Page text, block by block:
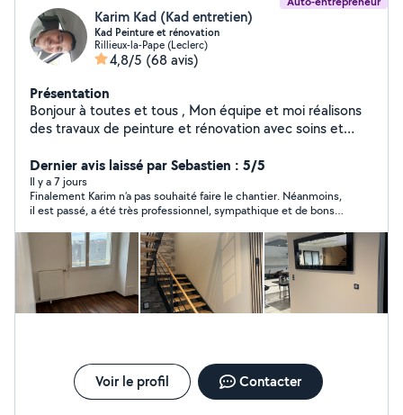
Karim Kad (Kad entretien)
Kad Peinture et rénovation
Rillieux-la-Pape (Leclerc)
4,8/5 (68 avis)
Présentation
Bonjour à toutes et tous , Mon équipe et moi réalisons
des travaux de peinture et rénovation avec soins et
me contacter je suis disponible et me déplace
gratuitement pour vos devis . Cordialement.
Dernier avis laissé par Sebastien : 5/5
Il y a 7 jours
Finalement Karim n’a pas souhaité faire le chantier. Néanmoins,
il est passé, a été très professionnel, sympathique et de bons
Voir le profil Contacter